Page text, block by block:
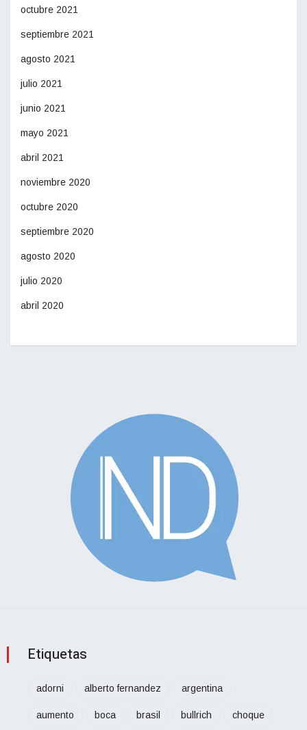
octubre 2021
septiembre 2021
agosto 2021
julio 2021
junio 2021
mayo 2021
abril 2021
noviembre 2020
octubre 2020
septiembre 2020
agosto 2020
julio 2020
abril 2020
Etiquetas
adorni alberto fernandez argentina
aumento boca brasil bullrich choque